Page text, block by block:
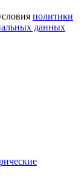
политики
данных